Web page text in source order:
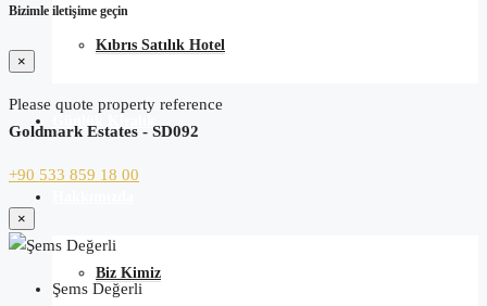
Kıbrıs Satılık Hotel
Biz Kimiz
Bizimle iletişime geçin
×
Please quote property reference
Goldmark Estates - SD092
+90 533 859 18 00
×
Şems Değerli